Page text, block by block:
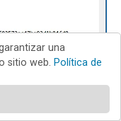
una
sitio web. Política de